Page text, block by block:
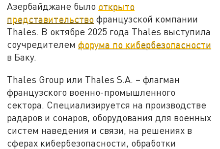
Азербайджане было открыто
представительство французской компании
Thales. В октябре 2025 года Thales выступила
соучредителемфорума по кибербезопасности
в Баку.
Thales Group или Thales S.A. – флагман
французского военно-промышленного
сектора. Специализируется на производстве
радаров и сонаров, оборудования для военных
систем наведения и связи, на решениях в
сферах кибербезопасности, обработки